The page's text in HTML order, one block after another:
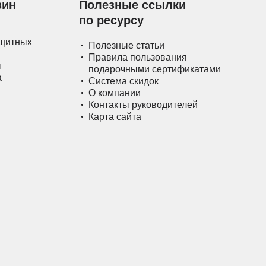
Полезные ссылки
по ресурсу
Полезные статьи
Правила пользования
подарочными сертификатами
Система скидок
О компании
Контакты руководителей
Карта сайта